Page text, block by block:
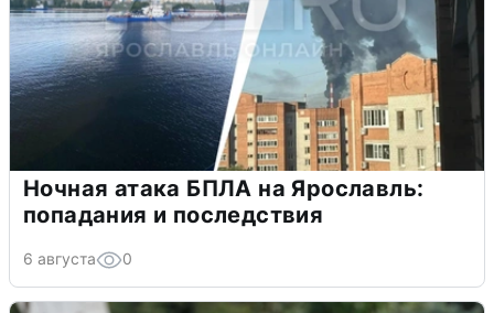
Ночная атака БПЛА на Ярославль:
попадания и последствия
6 августа 0